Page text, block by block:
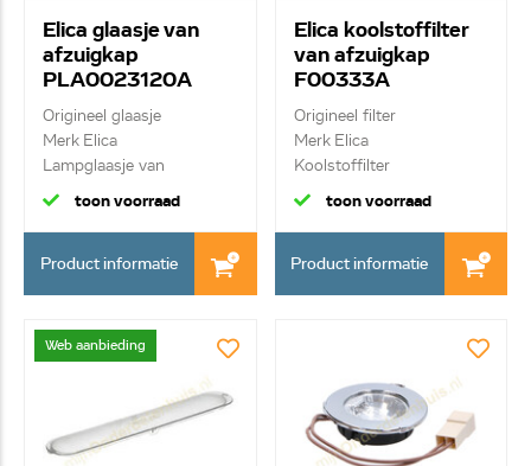
Elica glaasje van
afzuigkap
PLA0023120A
Origineel glaasje
Merk Elica
Lampglaasje van
verlichting
toon voorraad
Product informatie
Elica koolstoffilter
van afzuigkap
F00333A
Origineel filter
Merk Elica
Koolstoffilter
toon voorraad
Product informatie
Web aanbieding